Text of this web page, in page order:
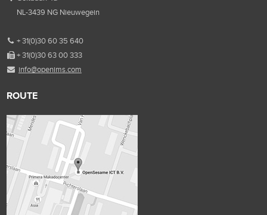
NL-3439 NG Nieuwegein
+ 31(0)30 60 35 640
+ 31(0)30 63 00 333
info@openims.com
ROUTE